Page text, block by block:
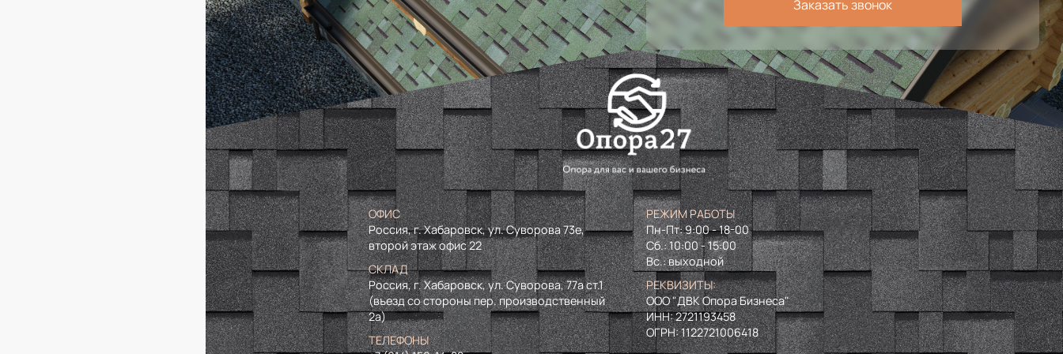
Заказать звонок
ОФИС
Россия, г. Хабаровск, ул. Суворова 73е,
второй этаж офис 22
СКЛАД
Россия, г. Хабаровск, ул. Суворова, 77а ст.1
(въезд со стороны пер. производственный
2а)
ТЕЛЕФОНЫ
РЕЖИМ РАБОТЫ
Пн-Пт: 9:00 - 18-00
Сб.: 10:00 - 15:00
Вс.: выходной
РЕКВИЗИТЫ:
ООО "ДВК Опора Бизнеса"
ИНН:2721193458
ОГРН:1122721006418